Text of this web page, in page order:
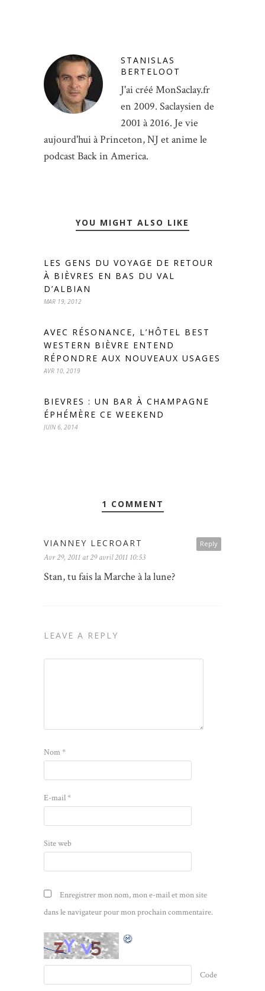
STANISLAS
BERTELOOT
J'ai créé MonSaclay.fr
en 2009. Saclaysien de
2001 à 2016. Je vie
aujourd'hui à Princeton, NJ et anime le
podcast Back in America.
YOU MIGHT ALSO LIKE
LES GENS DU VOYAGE DE RETOUR
À BIÈVRES EN BAS DU VAL
D’ALBIAN
MAR 19, 2012
AVEC RÉSONANCE, L’HÔTEL BEST
WESTERN BIÈVRE ENTEND
RÉPONDRE AUX NOUVEAUX USAGES
AVR 10, 2019
BIEVRES : UN BAR À CHAMPAGNE
ÉPHÉMÈRE CE WEEKEND
JUIN 6, 2014
1 COMMENT
Reply
VIANNEY LECROART
Avr 29, 2011 at 29 avril 2011 10:53
Stan, tu fais la Marche à la lune?
LEAVE A REPLY
Nom*
E-mail*
Site web
Enregistrer mon nom, mon e-mail et mon site
dans le navigateur pour mon prochain commentaire.
Code